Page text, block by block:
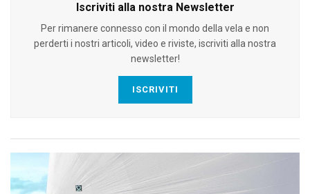
Iscriviti alla nostra Newsletter
Per rimanere connesso con il mondo della vela e non
perderti i nostri articoli, video e riviste, iscriviti alla nostra
newsletter!
ISCRIVITI